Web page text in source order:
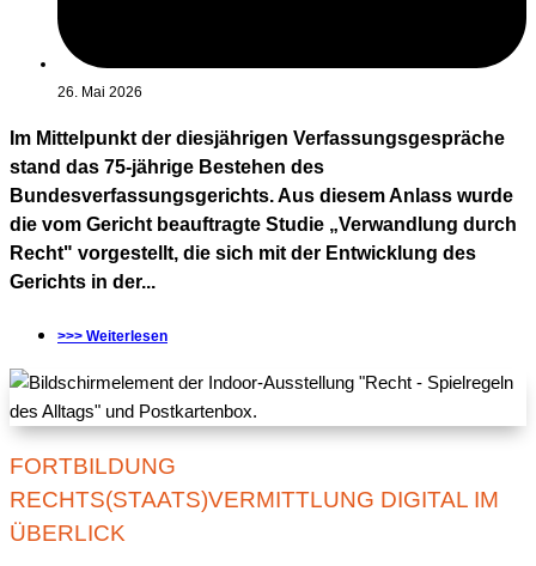
26. Mai 2026
Im Mittelpunkt der diesjährigen Verfassungsgespräche
stand das 75-jährige Bestehen des
Bundesverfassungsgerichts. Aus diesem Anlass wurde
die vom Gericht beauftragte Studie „Verwandlung durch
Recht" vorgestellt, die sich mit der Entwicklung des
Gerichts in der...
>>> Weiterlesen
FORTBILDUNG
RECHTS(STAATS)VERMITTLUNG DIGITAL IM
ÜBERLICK